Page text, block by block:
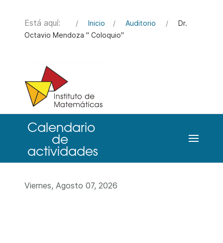
Está aquí: Inicio Auditorio
Dr.
Octavio Mendoza " Coloquio"
Viernes, Agosto 07, 2026